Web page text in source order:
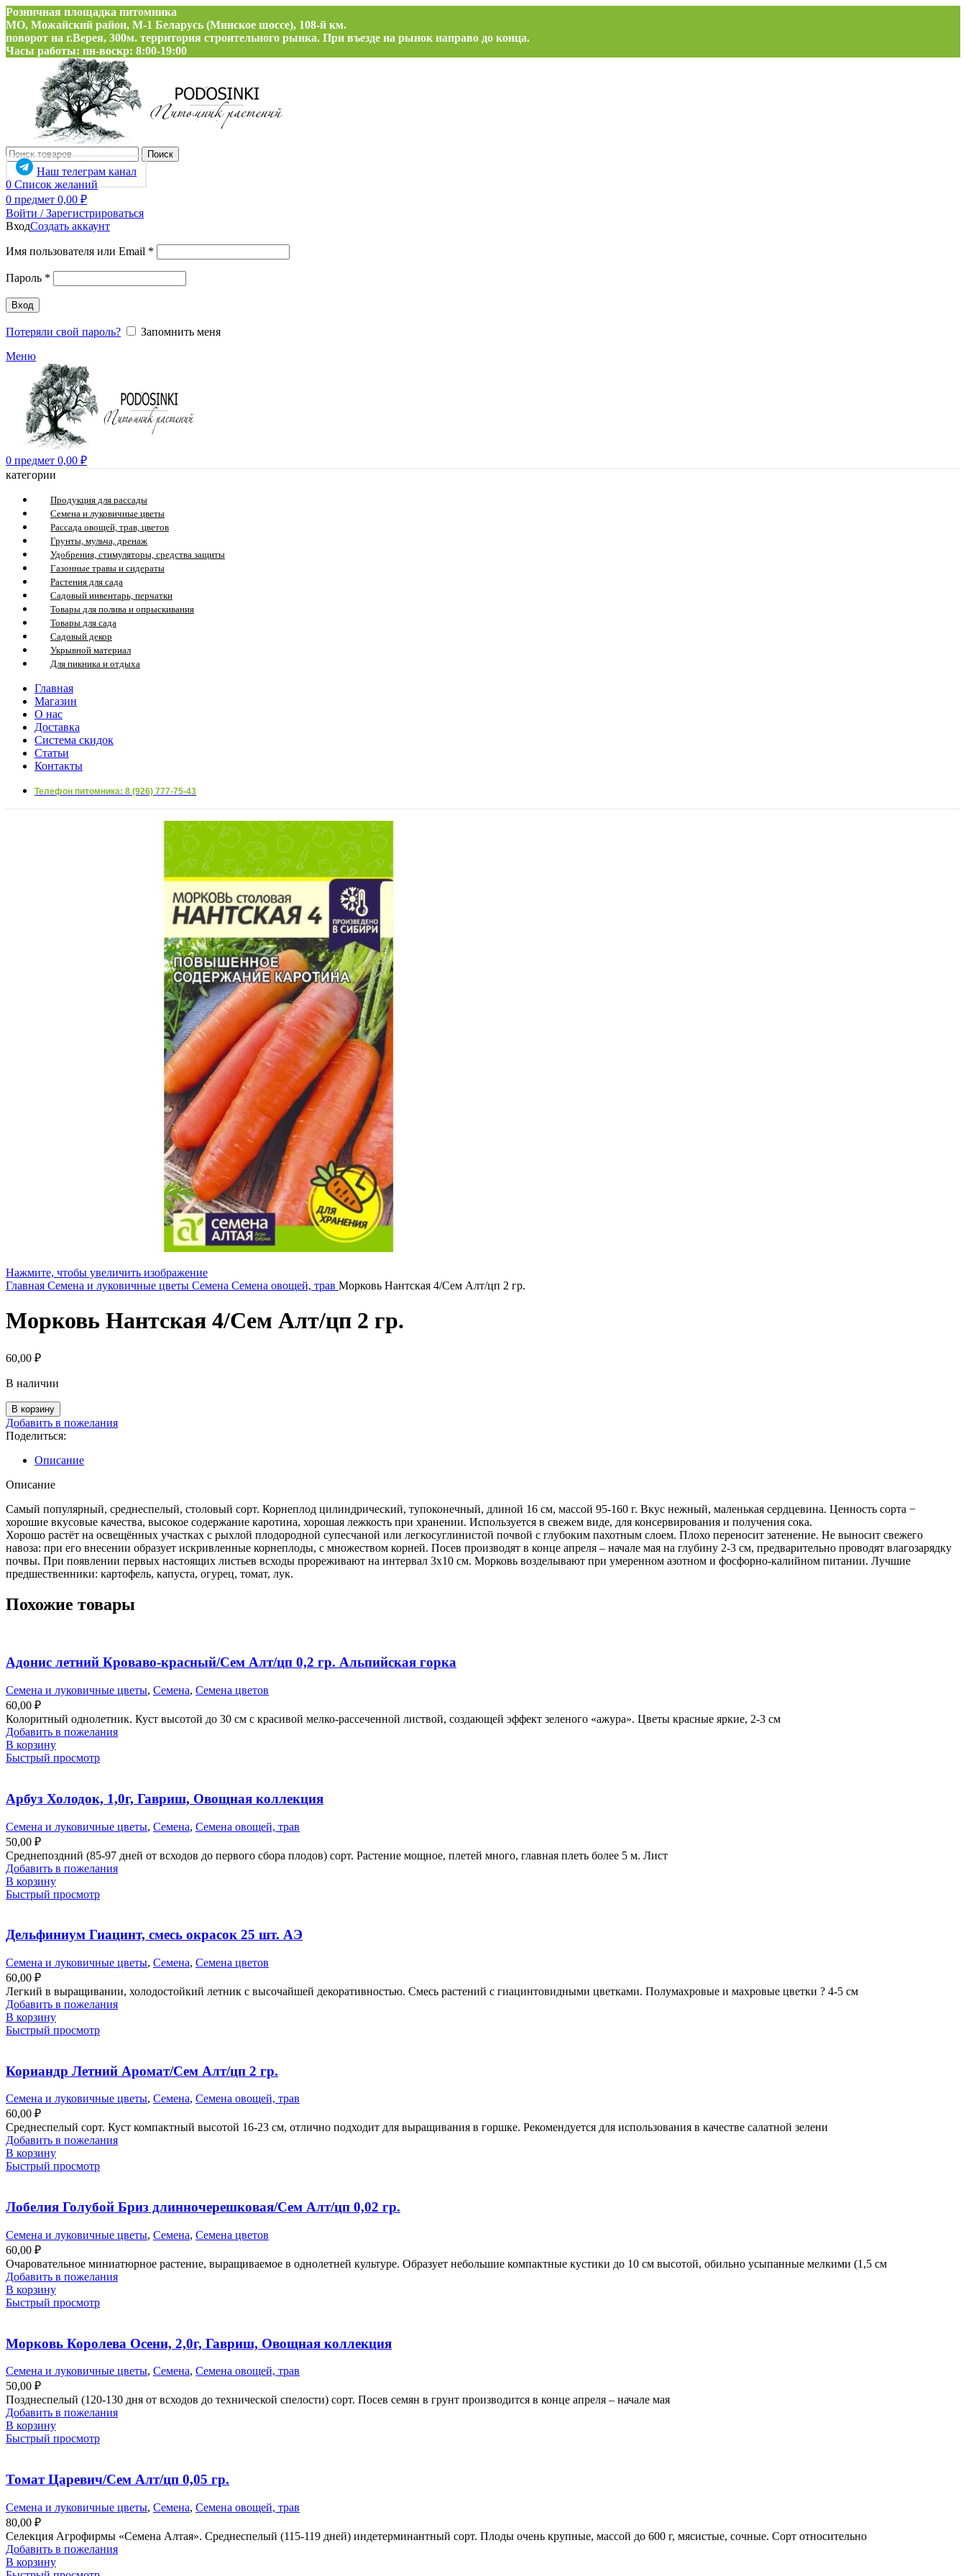
Розничная площадка питомника
МО, Можайский район, М-1 Беларусь (Минское шоссе), 108-й км.
поворот на г.Верея, 300м. территория строительного рынка. При въезде на рынок направо до конца.
Часы работы: пн-воскр: 8:00-19:00
Поиск
Наш телеграм канал
0 Список желаний
0 предмет 0,00 ₽
Войти / Зарегистрироваться
ВходСоздать аккаунт
Имя пользователя или Email *
Пароль *
Вход
Потеряли свой пароль?
Запомнить меня
Меню
0 предмет 0,00 ₽
категории
Продукция для рассады
Семена и луковичные цветы
Рассада овощей, трав, цветов
Грунты, мульча, дренаж
Удобрения, стимуляторы, средства защиты
Газонные травы и сидераты
Растения для сада
Садовый инвентарь, перчатки
Товары для полива и опрыскивания
Товары для сада
Садовый декор
Укрывной материал
Для пикника и отдыха
Главная
Магазин
О нас
Доставка
Система скидок
Статьи
Контакты
Телефон питомника: 8 (926) 777-75-43
Нажмите, чтобы увеличить изображение
Главная Семена и луковичные цветы Семена Семена овощей, трав Морковь Нантская 4/Сем Алт/цп 2 гр.
Морковь Нантская 4/Сем Алт/цп 2 гр.
60,00 ₽
В наличии
Количество
товара
Морковь
Нантская
Алт/
2
гр.
В корзину
Добавить в пожелания
Поделиться:
Описание
Описание
Самый популярный, среднеспелый, столовый сорт. Корнеплод цилиндрический, тупоконечный, длиной 16 см, массой 95-160 г. Вкус нежный, маленькая сердцевина. Ценность сорта −
хорошие вкусовые качества, высокое содержание каротина, хорошая лежкость при хранении. Используется в свежем виде, для консервирования и получения сока.
Хорошо растёт на освещённых участках с рыхлой плодородной супесчаной или легкосуглинистой почвой с глубоким пахотным слоем. Плохо переносит затенение. Не выносит свежего
навоза: при его внесении образует искривленные корнеплоды, с множеством корней. Посев производят в конце апреля – начале мая на глубину 2-3 см, предварительно проводят влагозарядку
почвы. При появлении первых настоящих листьев всходы прореживают на интервал 3х10 см. Морковь возделывают при умеренном азотном и фосфорно-калийном питании. Лучшие
предшественники: картофель, капуста, огурец, томат, лук.
Похожие товары
Адонис летний Кроваво-красный/Сем Алт/цп 0,2 гр. Альпийская горка
Семена и луковичные цветы, Семена, Семена цветов
60,00 ₽
Колоритный однолетник. Куст высотой до 30 см с красивой мелко-рассеченной листвой, создающей эффект зеленого «ажура». Цветы красные яркие, 2-3 см
Добавить в пожелания
В корзину
Быстрый просмотр
Арбуз Холодок, 1,0г, Гавриш, Овощная коллекция
Семена и луковичные цветы, Семена, Семена овощей, трав
50,00 ₽
Среднепоздний (85-97 дней от всходов до первого сбора плодов) сорт. Растение мощное, плетей много, главная плеть более 5 м. Лист
Добавить в пожелания
В корзину
Быстрый просмотр
Дельфиниум Гиацинт, смесь окрасок 25 шт. АЭ
Семена и луковичные цветы, Семена, Семена цветов
60,00 ₽
Легкий в выращивании, холодостойкий летник с высочайшей декоративностью. Смесь растений с гиацинтовидными цветками. Полумахровые и махровые цветки ? 4-5 см
Добавить в пожелания
В корзину
Быстрый просмотр
Кориандр Летний Аромат/Сем Алт/цп 2 гр.
Семена и луковичные цветы, Семена, Семена овощей, трав
60,00 ₽
Среднеспелый сорт. Куст компактный высотой 16-23 см, отлично подходит для выращивания в горшке. Рекомендуется для использования в качестве салатной зелени
Добавить в пожелания
В корзину
Быстрый просмотр
Лобелия Голубой Бриз длинночерешковая/Сем Алт/цп 0,02 гр.
Семена и луковичные цветы, Семена, Семена цветов
60,00 ₽
Очаровательное миниатюрное растение, выращиваемое в однолетней культуре. Образует небольшие компактные кустики до 10 см высотой, обильно усыпанные мелкими (1,5 см
Добавить в пожелания
В корзину
Быстрый просмотр
Морковь Королева Осени, 2,0г, Гавриш, Овощная коллекция
Семена и луковичные цветы, Семена, Семена овощей, трав
50,00 ₽
Позднеспелый (120-130 дня от всходов до технической спелости) сорт. Посев семян в грунт производится в конце апреля – начале мая
Добавить в пожелания
В корзину
Быстрый просмотр
Томат Царевич/Сем Алт/цп 0,05 гр.
Семена и луковичные цветы, Семена, Семена овощей, трав
80,00 ₽
Селекция Агрофирмы «Семена Алтая». Среднеспелый (115-119 дней) индетерминантный сорт. Плоды очень крупные, массой до 600 г, мясистые, сочные. Сорт относительно
Добавить в пожелания
В корзину